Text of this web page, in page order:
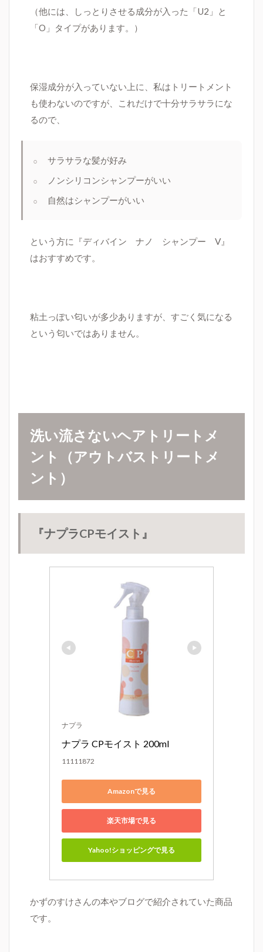
（他には、しっとりさせる成分が入った「U2」と
「O」タイプがあります。）
保湿成分が入っていない上に、私はトリートメント
も使わないのですが、これだけで十分サラサラにな
るので、
サラサラな髪が好み
ノンシリコンシャンプーがいい
自然はシャンプーがいい
という方に『ディバイン ナノ シャンプー V』
はおすすめです。
粘土っぽい匂いが多少ありますが、すごく気になる
という匂いではありません。
洗い流さないヘアトリートメ
ント（アウトバストリートメ
ント）
『ナプラCPモイスト 』
ナプラ
ナプラ CPモイスト 200ml
11111872
Amazonで見る
楽天市場で見る
Yahoo!ショッピングで見る
かずのすけさんの本やブログで紹介されていた商品
です。